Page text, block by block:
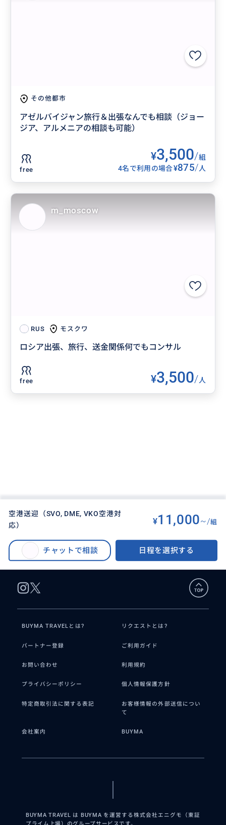
その他都市
アゼルバイジャン旅行＆出張なんでも相談（ジョー
ジア、アルメニアの相談も可能）
free
¥3,500/組
4名で利用の場合¥875/人
RUS モスクワ
ロシア出張、旅行、送金関係何でもコンサル
free ¥3,500/人
m_moscow
空港送迎（SVO, DME, VKO空港対
応）
¥11,000~/組
チャットで相談 日程を選択する
BUYMA TRAVELとは? リクエストとは?
パートナー登録 ご利用ガイド
お問い合わせ 利用規約
プライバシーポリシー 個人情報保護方針
特定商取引法に関する表記
お客様情報の外部送信につい
て
会社案内 BUYMA
BUYMA TRAVEL は BUYMA を運営する株式会社エニグモ（東証